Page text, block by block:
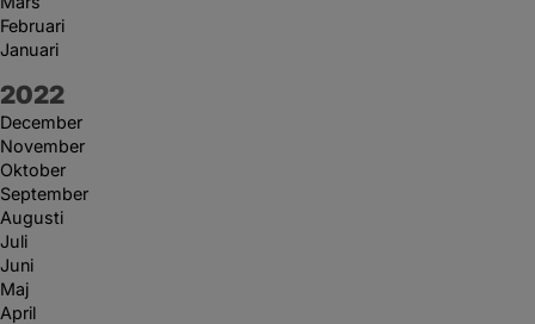
Februari
Januari
År:
2022
December
November
Oktober
September
Augusti
Juli
Juni
Maj
April